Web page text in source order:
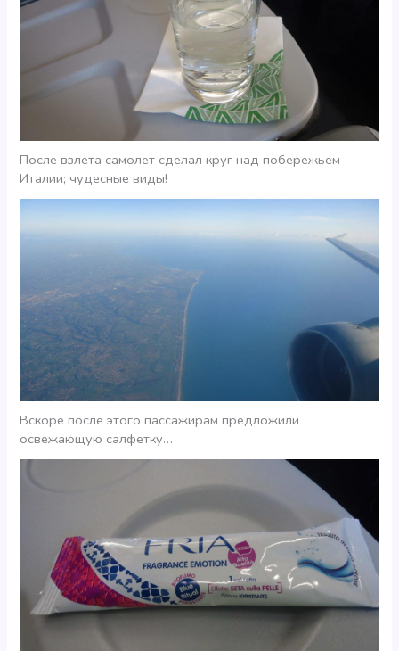
После взлета самолет сделал круг над побережьем
Италии; чудесные виды!
Вскоре после этого пассажирам предложили
освежающую салфетку…